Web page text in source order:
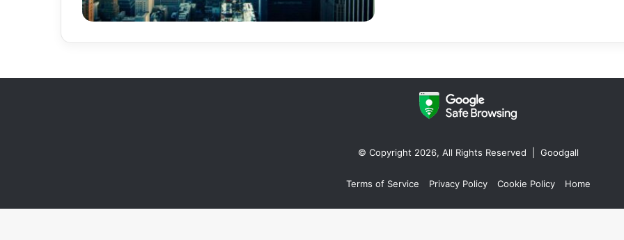
© Copyright 2026, All Rights Reserved | Goodgall
Terms of Service Privacy Policy Cookie Policy Home